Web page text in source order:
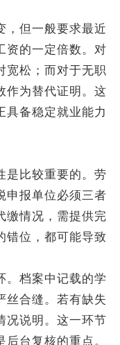
但一般要求最近
资的一定倍数。对
宽松；而对于无职
作为替代证明。这
具备稳定就业能力
比较重要的。劳
申报单位必须三者
缴情况，需提供完
错位，都可能导致
档案中记载的学
丝合缝。若有缺失
况说明。这一环节
台复核的重点。